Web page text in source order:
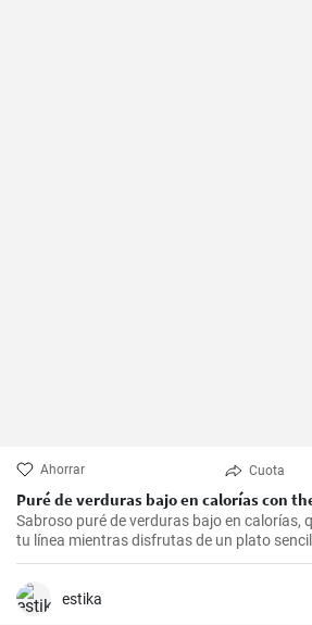
Ahorrar Cuota
Puré de verduras bajo en calorías con
Sabroso puré de verduras bajo en calorías,
tu línea mientras disfrutas de un plato
fácil de hacer gracias a la Thermomix.
estika